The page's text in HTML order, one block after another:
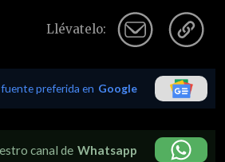
Llévatelo:
preferida en Google
canal de Whatsapp